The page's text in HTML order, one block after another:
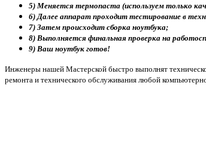
5) Меняется термопаста (используем только
6) Далее аппарат проходит тестирование в
7) Затем происходит сборка ноутбука;
8) Выполняется финальная проверка на
9) Ваш ноутбук готов!
Инженеры нашей Мастерской быстро выполнят
ремонта и технического обслуживания любой